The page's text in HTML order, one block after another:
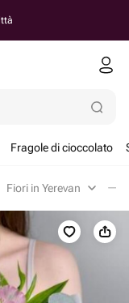
Fragole di cioccolato
Fiori in Yerevan